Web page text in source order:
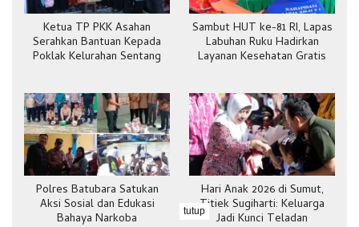
Ketua TP PKK Asahan
Serahkan Bantuan Kepada
Poklak Kelurahan Sentang
Sambut HUT ke-81 RI, Lapas
Labuhan Ruku Hadirkan
Layanan Kesehatan Gratis
Polres Batubara Satukan
Aksi Sosial dan Edukasi
Bahaya Narkoba
Hari Anak 2026 di Sumut,
Titiek Sugiharti: Keluarga
Jadi Kunci Teladan
tutup